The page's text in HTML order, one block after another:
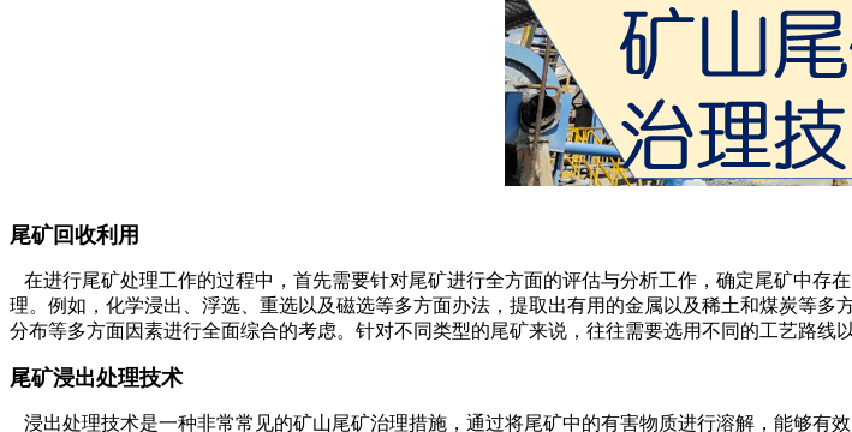
尾矿回收利用
在进行尾矿处理工作的过程中，首先需要针对尾矿进行全方面的评估与分析工作，确定尾矿中存
理。例如，化学浸出、浮选、重选以及磁选等多方面办法，提取出有用的金属以及稀土和煤炭等
分布等多方面因素进行全面综合的考虑。针对不同类型的尾矿来说，往往需要选用不同的工艺路线
尾矿浸出处理技术
浸出处理技术是一种非常常见的矿山尾矿治理措施，通过将尾矿中的有害物质进行溶解，能够有